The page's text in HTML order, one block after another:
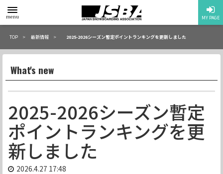
toggle
menu
menu MY PAGE
TOP 最新情報 2025-2026シーズン暫定ポイントランキングを更新しました
What's new
2025-2026シーズン暫定
ポイントランキングを更
新しました
2026.4.27 17:48